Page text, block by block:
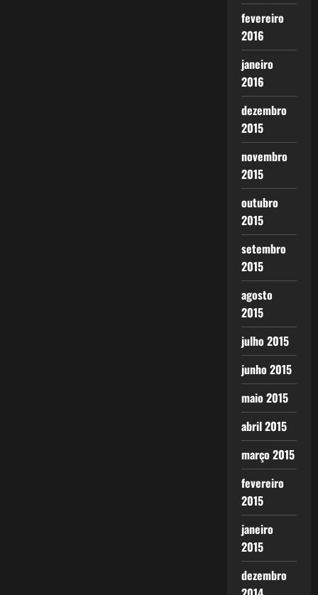
fevereiro
2016
janeiro
2016
dezembro
2015
novembro
2015
outubro
2015
setembro
2015
agosto
2015
julho 2015
junho 2015
maio 2015
abril 2015
março 2015
fevereiro
2015
janeiro
2015
dezembro